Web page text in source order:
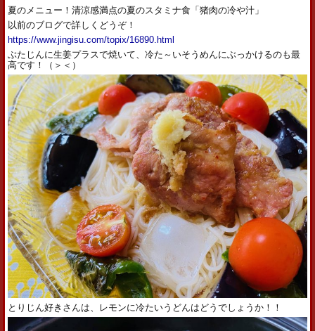
夏のメニュー！清涼感満点の夏のスタミナ食「猪肉の冷や汁」
以前のブログで詳しくどうぞ！
https://www.jingisu.com/topix/16890.html
ぶたじんに生姜プラスで焼いて、冷た～いそうめんにぶっかけるのも最
高です！（＞＜）
とりじん好きさんは、レモンに冷たいうどんはどうでしょうか！！